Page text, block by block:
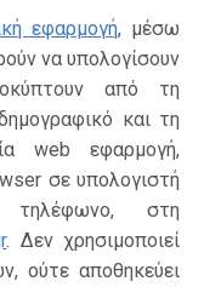
εφαρμογή, μέσω
να υπολογίσουν
από τη
και τη
web εφαρμογή,
σε υπολογιστή
στη
. Δεν χρησιμοποιεί
ούτε αποθηκεύει